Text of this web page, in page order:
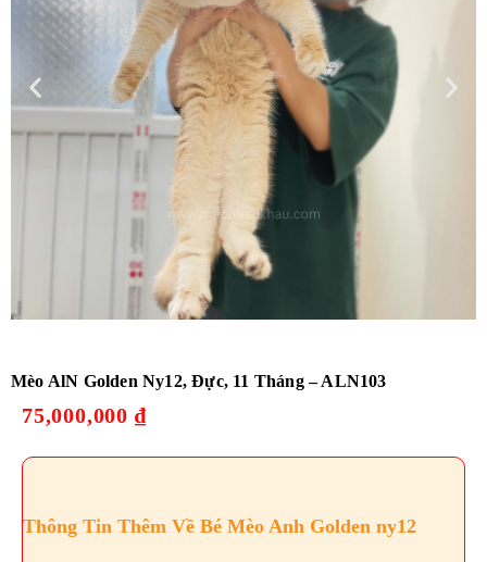
Mèo AlN Golden Ny12, Đực, 11 Tháng – ALN103
75,000,000 ₫
Thông Tin Thêm Về Bé Mèo Anh Golden ny12